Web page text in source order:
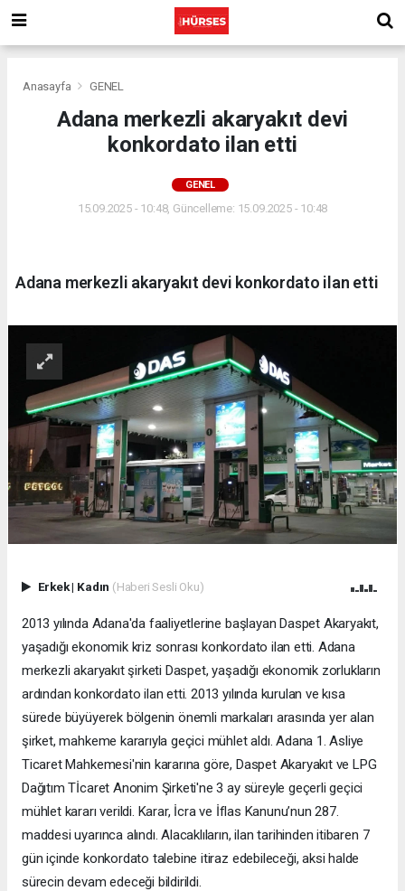
Anasayfa GENEL
Adana merkezli akaryakıt devi
konkordato ilan etti
GENEL
15.09.2025 - 10:48, Güncelleme: 15.09.2025 - 10:48
Adana merkezli akaryakıt devi konkordato ilan etti
Erkek| Kadın (Haberi Sesli Oku)
2013 yılında Adana'da faaliyetlerine başlayan Daspet Akaryakıt,
yaşadığı ekonomik kriz sonrası konkordato ilan etti. Adana
merkezli akaryakıt şirketi Daspet, yaşadığı ekonomik zorlukların
ardından konkordato ilan etti. 2013 yılında kurulan ve kısa
sürede büyüyerek bölgenin önemli markaları arasında yer alan
şirket, mahkeme kararıyla geçici mühlet aldı. Adana 1. Asliye
Ticaret Mahkemesi'nin kararına göre, Daspet Akaryakıt ve LPG
Dağıtım Tİcaret Anonim Şirketi'ne 3 ay süreyle geçerli geçici
mühlet kararı verildi. Karar, İcra ve İflas Kanunu’nun 287.
maddesi uyarınca alındı. Alacaklıların, ilan tarihinden itibaren 7
gün içinde konkordato talebine itiraz edebileceği, aksi halde
sürecin devam edeceği bildirildi.